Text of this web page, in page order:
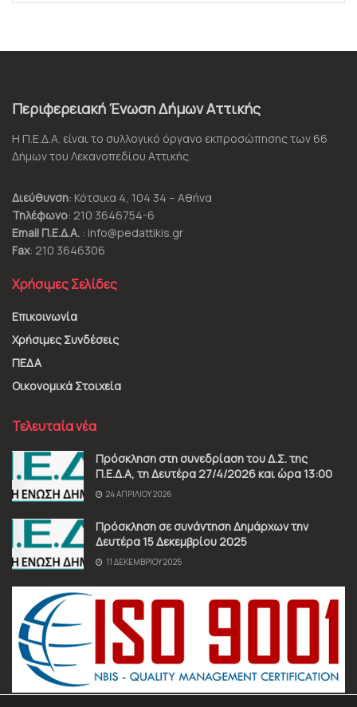
Περιφερειακή Ένωση Δήμων Αττικής
Η Π.Ε.Δ.Α. είναι το συλλογικό όργανο εκπροσώπησης των 66
Δήμων του Λεκανοπεδίου Αττικής.
Διεύθυνση: Κότσικα 4, 104 34 – Αθήνα
Τηλέφωνο: 210 3646754-6
Email Π.Ε.Δ.Α. : info@pedattikis.gr
Fax: 210 3646306
Χρήσιμες Σελίδες
Επικοινωνία
Χρήσιμες Συνδέσεις
ΠΕΔΑ
Οικονομικά Στοιχεία
Τελευταία νέα
Πρόσκληση στη συνεδρίαση του Δ.Σ. της
Π.Ε.Δ.Α, τη Δευτέρα 27/4/2026 και ώρα 13:00
24 ΑΠΡΙΛΊΟΥ 2026
Πρόσκληση σε συνάντηση Δημάρχων την
Δευτέρα 15 Δεκεμβρίου 2025
11 ΔΕΚΕΜΒΡΊΟΥ 2025